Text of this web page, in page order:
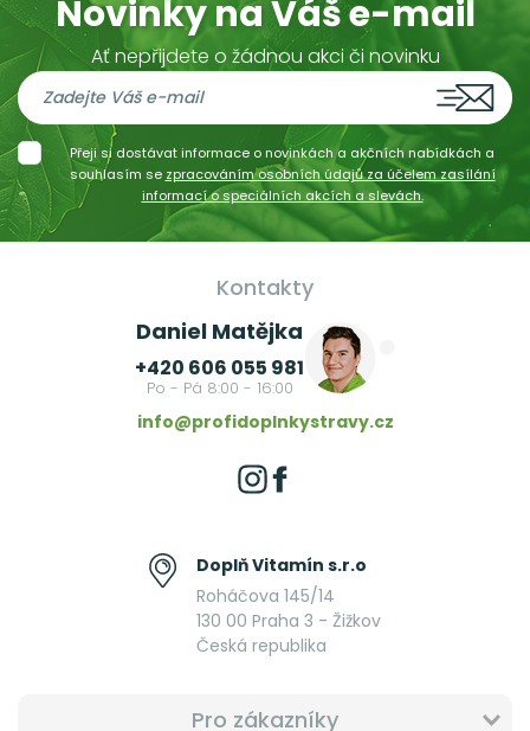
Novinky na Váš e-mail
Ať nepřijdete o žádnou akci či novinku
Přeji si dostávat informace o novinkách a akčních nabídkách a
souhlasím se zpracováním osobních údajů za účelem zasílání
informací o speciálních akcích a slevách.
Kontakty
Daniel Matějka
+420 606 055 981
Po - Pá 8:00 - 16:00
info@profidoplnkystravy.cz
Doplň Vitamín s.r.o
Roháčova 145/14
130 00 Praha 3 - Žižkov
Česká republika
Pro zákazníky